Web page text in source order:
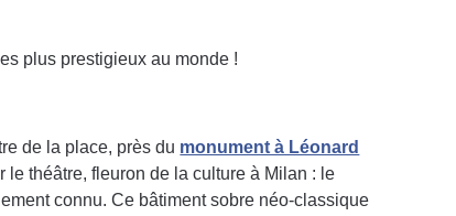
plus prestigieux au monde !
de la place, près du monument à Léonard
le théâtre, fleuron de la culture à Milan : le
connu. Ce bâtiment sobre néo-classique